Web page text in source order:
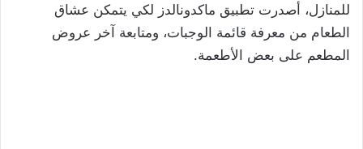
للمنازل، أصدرت تطبيق ماكدونالدز لكي يتمكن عشاق
الطعام من معرفة قائمة الوجبات، ومتابعة آخر عروض
المطعم على بعض الأطعمة.